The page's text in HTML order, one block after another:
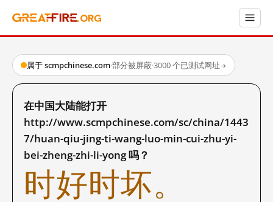
属于 scmpchinese.com·部分被屏蔽·3000 个已测试网址→
在中国大陆能打开
http://www.scmpchinese.com/sc/china/1443
7/huan-qiu-jing-ti-wang-luo-min-cui-zhu-yi-
bei-zheng-zhi-li-yong 吗？
时好时坏。